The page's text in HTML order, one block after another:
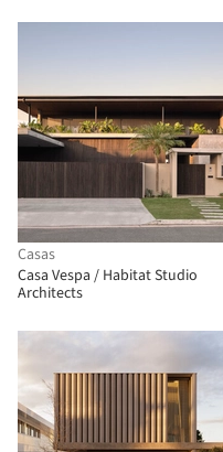
Casas
Casa Vespa / Habitat Studio
Architects